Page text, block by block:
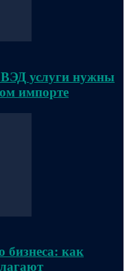
услуги нужны
импорте
бизнеса: как